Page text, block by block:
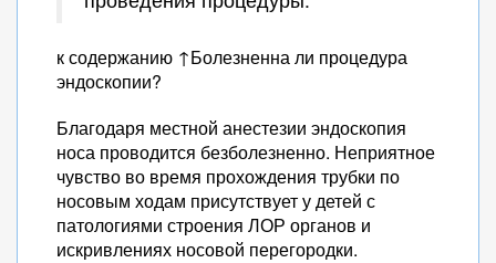
к содержанию ↑Болезненна ли процедура
эндоскопии?
Благодаря местной анестезии эндоскопия
носа проводится безболезненно. Неприятное
чувство во время прохождения трубки по
носовым ходам присутствует у детей с
патологиями строения ЛОР органов и
искривлениях носовой перегородки.